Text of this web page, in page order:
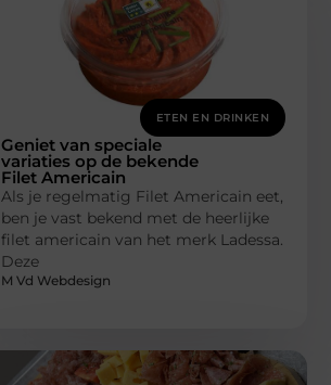
ETEN EN DRINKEN
Geniet van speciale
variaties op de bekende
Filet Americain
Als je regelmatig Filet Americain eet,
ben je vast bekend met de heerlijke
filet americain van het merk Ladessa.
Deze
M Vd Webdesign